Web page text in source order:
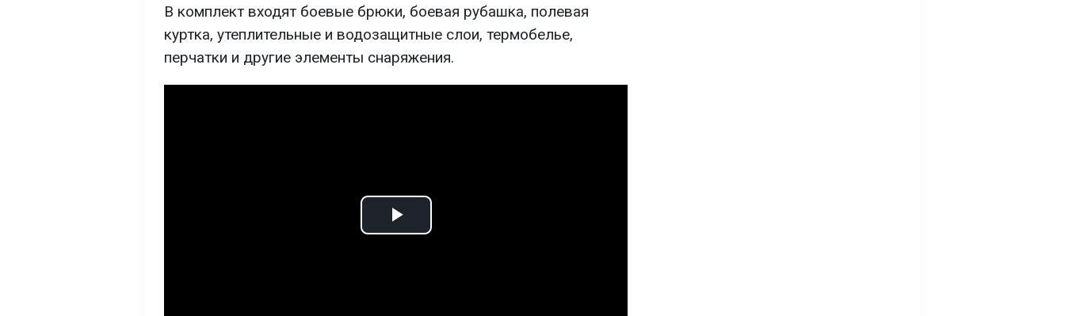
В комплект входят боевые брюки, боевая рубашка, полевая
куртка, утеплительные и водозащитные слои, термобелье,
перчатки и другие элементы снаряжения.
Play